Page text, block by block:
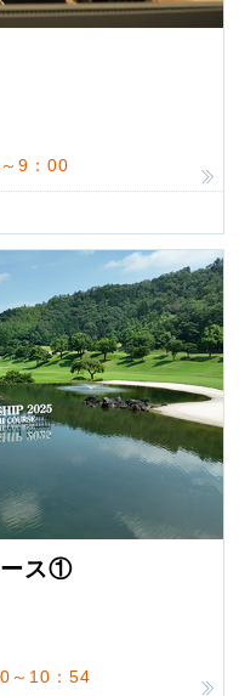
9：00
ース①
～10：54